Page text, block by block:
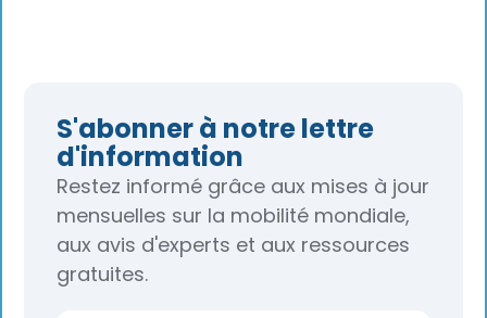
S'abonner à notre lettre
d'information
Restez informé grâce aux mises à jour
mensuelles sur la mobilité mondiale,
aux avis d'experts et aux ressources
gratuites.